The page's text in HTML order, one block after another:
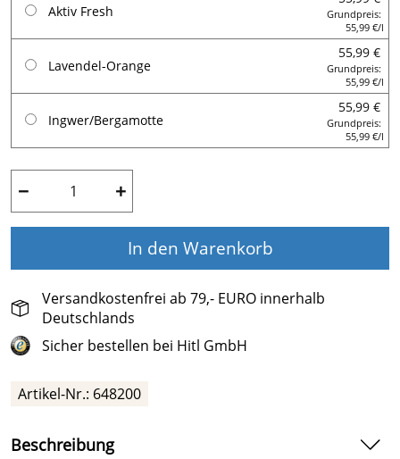
Aktiv Fresh
Grundpreis:
55,99 €/l
Lavendel-Orange
55,99 €
Grundpreis:
55,99 €/l
Ingwer/Bergamotte
55,99 €
Grundpreis:
55,99 €/l
− +
In den Warenkorb
Versandkostenfrei ab 79,- EURO innerhalb
Deutschlands
Sicher bestellen bei Hitl GmbH
Artikel-Nr.: 648200
Beschreibung